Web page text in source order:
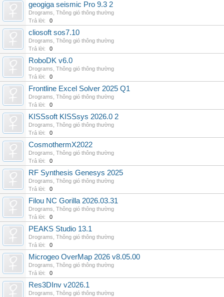
geogiga seismic Pro 9.3 2
Drograms Thông gió thông thường
Trả lời:
0
cliosoft sos7.10
Drograms Thông gió thông thường
Trả lời:
0
RoboDK v6.0
Drograms Thông gió thông thường
Trả lời:
0
Frontline Excel Solver 2025 Q1
Drograms Thông gió thông thường
Trả lời:
0
KISSsoft KISSsys 2026.0 2
Drograms Thông gió thông thường
Trả lời:
0
CosmothermX2022
Drograms Thông gió thông thường
Trả lời:
0
RF Synthesis Genesys 2025
Drograms Thông gió thông thường
Trả lời:
0
Filou NC Gorilla 2026.03.31
Drograms Thông gió thông thường
Trả lời:
0
PEAKS Studio 13.1
Drograms Thông gió thông thường
Trả lời:
0
Microgeo OverMap 2026 v8.05.00
Drograms Thông gió thông thường
Trả lời:
0
Res3DInv v2026.1
Drograms Thông gió thông thường